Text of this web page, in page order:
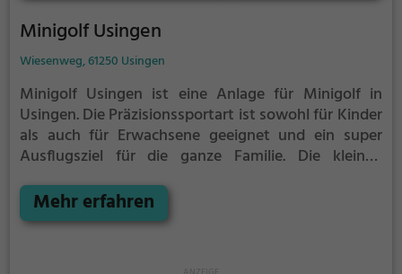
Minigolf Usingen
Wiesenweg, 61250 Usingen
Minigolf Usingen ist eine Anlage für Minigolf in
Usingen.Die Präzisionssportart ist sowohl für Kinder
als auch für Erwachsene geeignet und ein super
Ausflugsziel für die ganze Familie. Die kleinen
Geschicklichkeitswettbewerb ein - wer schafft es mit
den wenigsten Schlägen alle Bahnen zu bezwingen?
Mehr erfahren